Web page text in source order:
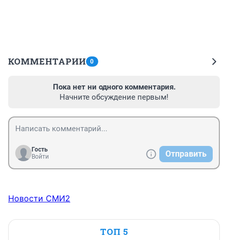
КОММЕНТАРИИ 0
Пока нет ни одного комментария.
Начните обсуждение первым!
Гость
Войти
Отправить
Новости СМИ2
ТОП 5